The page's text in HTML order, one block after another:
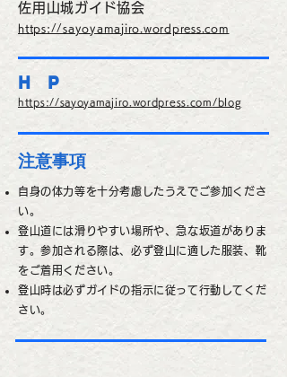
佐用山城ガイド協会
https://sayoyamajiro.wordpress.com
H P
https://sayoyamajiro.wordpress.com ​/blog
​注意事項
自身の体力等を十分考慮したうえでご参加くださ
い。
登山道には滑りやすい場所や、急な坂道がありま
す。参加される際は、必ず登山に適した服装、靴
をご着用ください。
登山時は必ずガイドの指示に従って行動してくだ
さい。